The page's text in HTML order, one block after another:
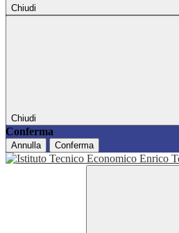
Chiudi
Chiudi
Conferma
Annulla Conferma